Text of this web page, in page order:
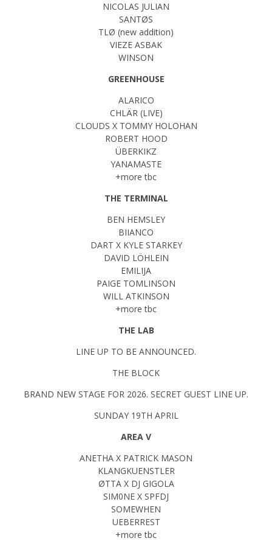
NICOLAS JULIAN
SANTØS
TLØ (new addition)
VIEZE ASBAK
WINSON
GREENHOUSE
ALARICO
CHLÄR (LIVE)
CLOUDS X TOMMY HOLOHAN
ROBERT HOOD
ÜBERKIKZ
YANAMASTE
+more tbc
THE TERMINAL
BEN HEMSLEY
BIIANCO
DART X KYLE STARKEY
DAVID LÖHLEIN
EMILIJA
PAIGE TOMLINSON
WILL ATKINSON
+more tbc
THE LAB
LINE UP TO BE ANNOUNCED.
THE BLOCK
BRAND NEW STAGE FOR 2026. SECRET GUEST LINE UP.
SUNDAY 19TH APRIL
AREA V
ANETHA X PATRICK MASON
KLANGKUENSTLER
ØTTA X DJ GIGOLA
SIM0NE X SPFDJ
SOMEWHEN
UEBERREST
+more tbc